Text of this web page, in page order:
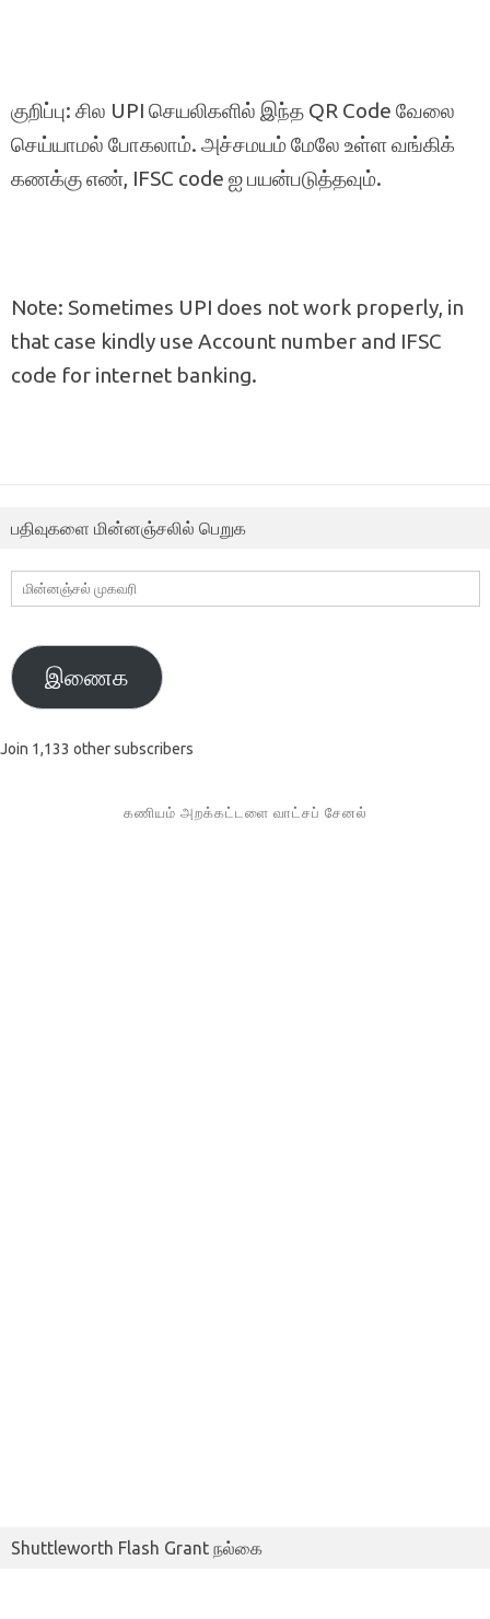
குறிப்பு: சில UPI செயலிகளில் இந்த QR Code வேலை
செய்யாமல் போகலாம். அச்சமயம் மேலே உள்ள வங்கிக்
கணக்கு எண், IFSC code ஐ பயன்படுத்தவும்.
Note: Sometimes UPI does not work properly, in
that case kindly use Account number and IFSC
code for internet banking.
பதிவுகளை மின்னஞ்சலில் பெறுக
மின்னஞ்சல்
முகவரி
இணைக
Join 1,133 other subscribers
கணியம் அறக்கட்டளை வாட்சப் சேனல்
Shuttleworth Flash Grant நல்கை